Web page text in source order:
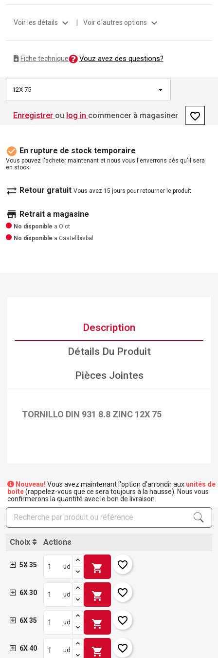
Voir les détails expand_more | Voir d´autres options expand_more
Fiche technique Vouz avez des questions?
12X 75
Enregistrer ou log in commencer à magasiner favorite_border
check_circle En rupture de stock temporaire
Vous pouvez l'acheter maintenant et nous vous l'enverrons dès qu'il sera
en stock.
sync_alt Retour gratuit Vous avez 15 jours pour retourner le produit
store Retrait a magasine
No disponible a Olot
No disponible a Castellbisbal
Description
Détails Du Produit
Pièces Jointes
TORNILLO DIN 931 8.8 ZINC 12X 75
Nouveau! Vous avez maintenant l'option d'arrondir aux unités de
boîte(rappelez-vous que ce sera toujours à la hausse). Nous vous
confirmerons la quantité avec le bon de livraison.
Choix Actions
5X 35 ud shopping_cart favorite_border
6X 30 ud shopping_cart favorite_border
6X 35 ud shopping_cart favorite_border
6X 40 ud shopping_cart favorite_border